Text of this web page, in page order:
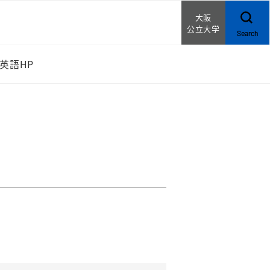
大阪
公立大学
Search
語HP